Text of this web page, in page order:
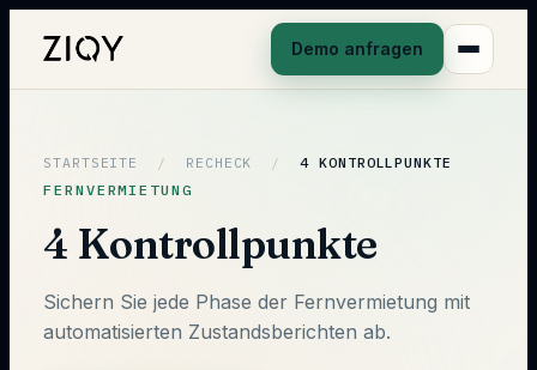
Demo anfragen
STARTSEITE / RECHECK /
4 KONTROLLPUNKTE
FERNVERMIETUNG
4 Kontrollpunkte
Sichern Sie jede Phase der Fernvermietung mit
automatisierten Zustandsberichten ab.